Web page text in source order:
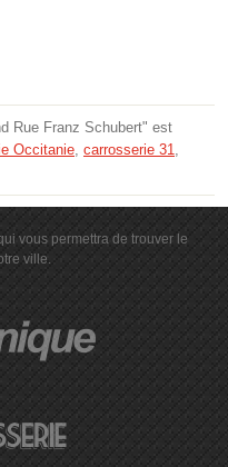
Rue Franz Schubert" est
Occitanie carrosserie 31
vous permettra de trouver le
ville.